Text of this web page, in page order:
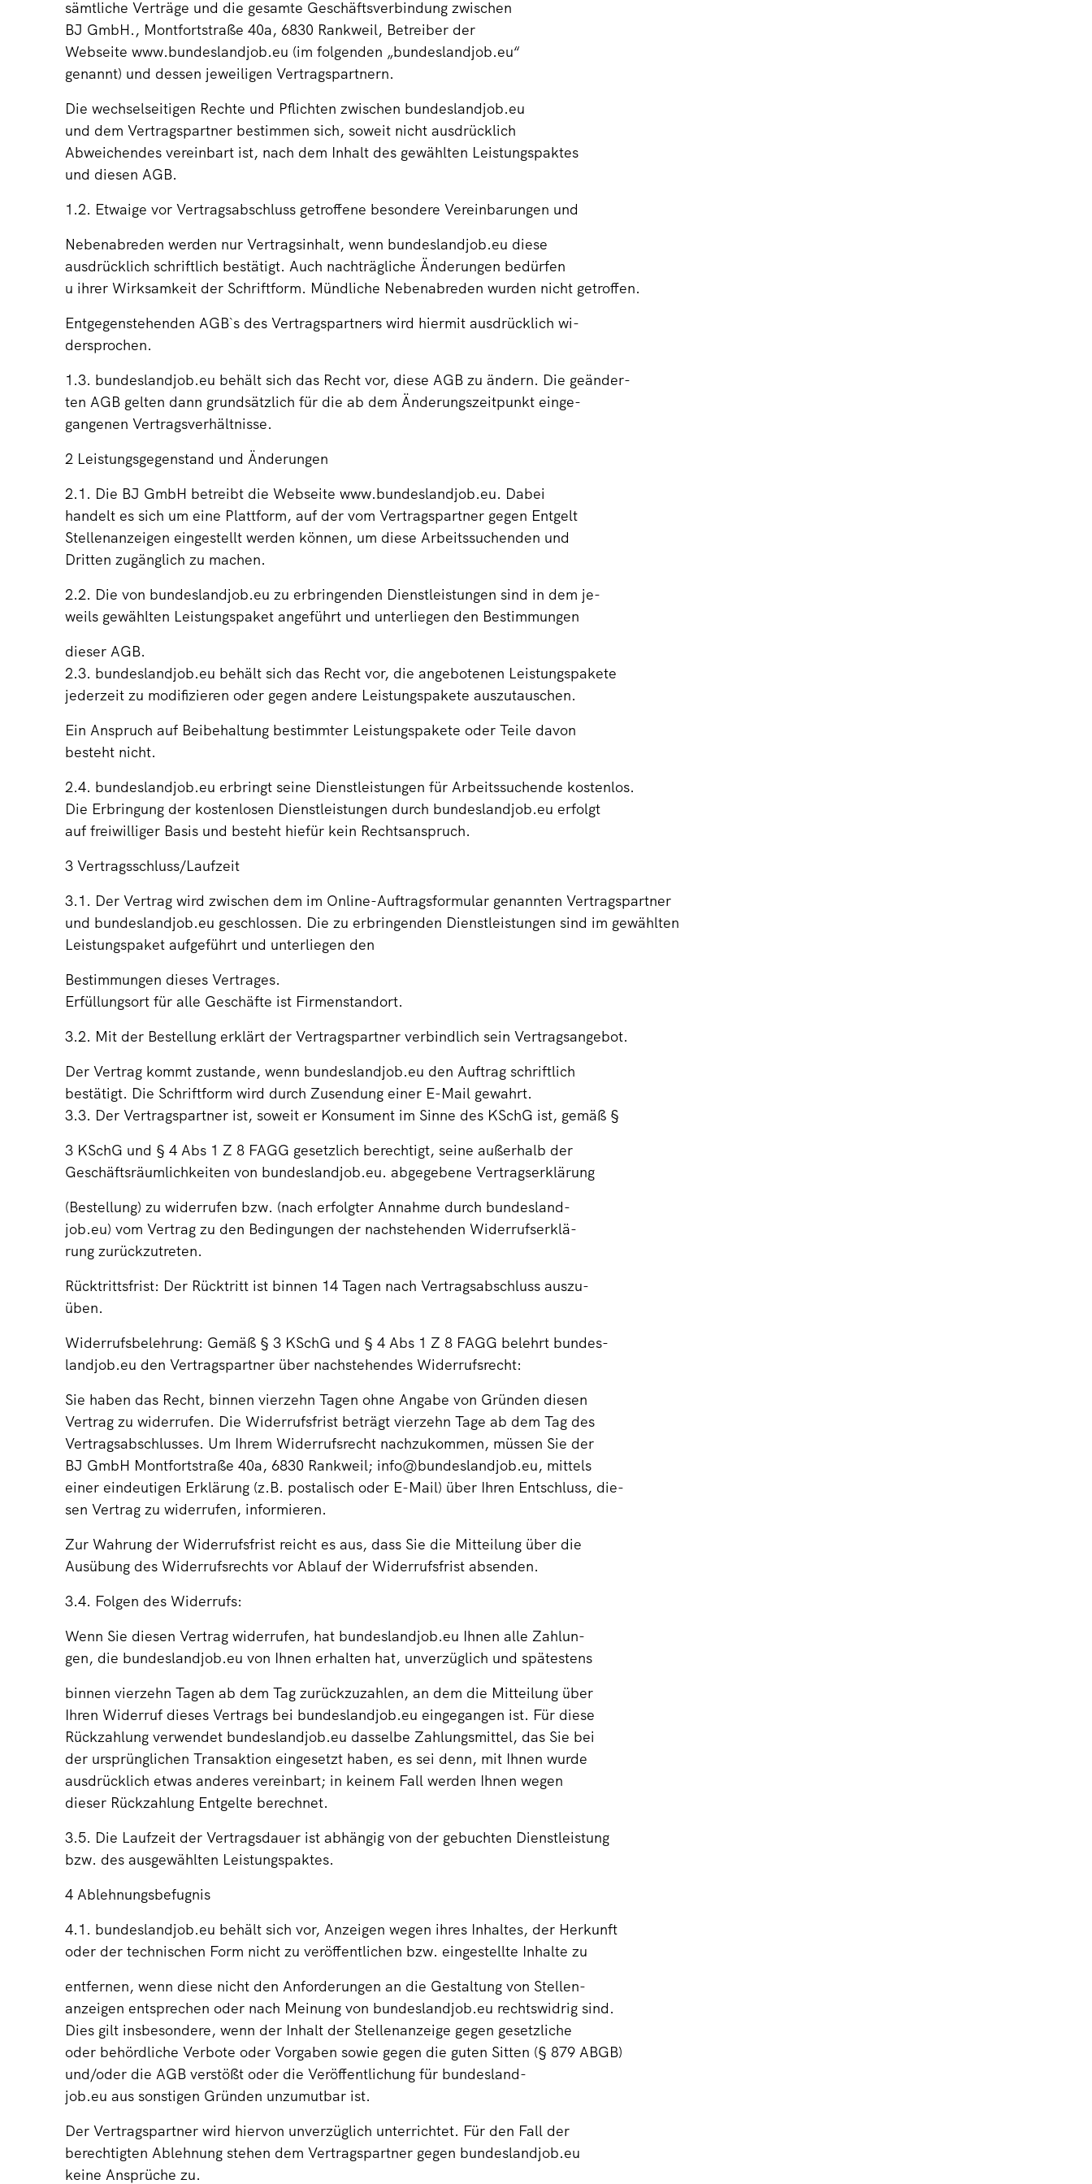
sämtliche Verträge und die gesamte Geschäftsverbindung zwischen
BJ GmbH., Montfortstraße 40a, 6830 Rankweil, Betreiber der
Webseite www.bundeslandjob.eu (im folgenden „bundeslandjob.eu“
genannt) und dessen jeweiligen Vertragspartnern.
Die wechselseitigen Rechte und Pflichten zwischen bundeslandjob.eu
und dem Vertragspartner bestimmen sich, soweit nicht ausdrücklich
Abweichendes vereinbart ist, nach dem Inhalt des gewählten Leistungspaktes
und diesen AGB.
1.2. Etwaige vor Vertragsabschluss getroffene besondere Vereinbarungen und
Nebenabreden werden nur Vertragsinhalt, wenn bundeslandjob.eu diese
ausdrücklich schriftlich bestätigt. Auch nachträgliche Änderungen bedürfen
u ihrer Wirksamkeit der Schriftform. Mündliche Nebenabreden wurden nicht getroffen.
Entgegenstehenden AGB`s des Vertragspartners wird hiermit ausdrücklich wi-
dersprochen.
1.3. bundeslandjob.eu behält sich das Recht vor, diese AGB zu ändern. Die geänder-
ten AGB gelten dann grundsätzlich für die ab dem Änderungszeitpunkt einge-
gangenen Vertragsverhältnisse.
2 Leistungsgegenstand und Änderungen
2.1. Die BJ GmbH betreibt die Webseite www.bundeslandjob.eu. Dabei
handelt es sich um eine Plattform, auf der vom Vertragspartner gegen Entgelt
Stellenanzeigen eingestellt werden können, um diese Arbeitssuchenden und
Dritten zugänglich zu machen.
2.2. Die von bundeslandjob.eu zu erbringenden Dienstleistungen sind in dem je-
weils gewählten Leistungspaket angeführt und unterliegen den Bestimmungen
dieser AGB.
2.3. bundeslandjob.eu behält sich das Recht vor, die angebotenen Leistungspakete
jederzeit zu modifizieren oder gegen andere Leistungspakete auszutauschen.
Ein Anspruch auf Beibehaltung bestimmter Leistungspakete oder Teile davon
besteht nicht.
2.4. bundeslandjob.eu erbringt seine Dienstleistungen für Arbeitssuchende kostenlos.
Die Erbringung der kostenlosen Dienstleistungen durch bundeslandjob.eu erfolgt
auf freiwilliger Basis und besteht hiefür kein Rechtsanspruch.
3 Vertragsschluss/Laufzeit
3.1. Der Vertrag wird zwischen dem im Online-Auftragsformular genannten Vertragspartner
und bundeslandjob.eu geschlossen. Die zu erbringenden Dienstleistungen sind im gewählten
Leistungspaket aufgeführt und unterliegen den
Bestimmungen dieses Vertrages.
Erfüllungsort für alle Geschäfte ist Firmenstandort.
3.2. Mit der Bestellung erklärt der Vertragspartner verbindlich sein Vertragsangebot.
Der Vertrag kommt zustande, wenn bundeslandjob.eu den Auftrag schriftlich
bestätigt. Die Schriftform wird durch Zusendung einer E-Mail gewahrt.
3.3. Der Vertragspartner ist, soweit er Konsument im Sinne des KSchG ist, gemäß §
3 KSchG und § 4 Abs 1 Z 8 FAGG gesetzlich berechtigt, seine außerhalb der
Geschäftsräumlichkeiten von bundeslandjob.eu. abgegebene Vertragserklärung
(Bestellung) zu widerrufen bzw. (nach erfolgter Annahme durch bundesland-
job.eu) vom Vertrag zu den Bedingungen der nachstehenden Widerrufserklä-
rung zurückzutreten.
Rücktrittsfrist: Der Rücktritt ist binnen 14 Tagen nach Vertragsabschluss auszu-
üben.
Widerrufsbelehrung: Gemäß § 3 KSchG und § 4 Abs 1 Z 8 FAGG belehrt bundes-
landjob.eu den Vertragspartner über nachstehendes Widerrufsrecht:
Sie haben das Recht, binnen vierzehn Tagen ohne Angabe von Gründen diesen
Vertrag zu widerrufen. Die Widerrufsfrist beträgt vierzehn Tage ab dem Tag des
Vertragsabschlusses. Um Ihrem Widerrufsrecht nachzukommen, müssen Sie der
BJ GmbH Montfortstraße 40a, 6830 Rankweil; info@bundeslandjob.eu, mittels
einer eindeutigen Erklärung (z.B. postalisch oder E-Mail) über Ihren Entschluss, die-
sen Vertrag zu widerrufen, informieren.
Zur Wahrung der Widerrufsfrist reicht es aus, dass Sie die Mitteilung über die
Ausübung des Widerrufsrechts vor Ablauf der Widerrufsfrist absenden.
3.4. Folgen des Widerrufs:
Wenn Sie diesen Vertrag widerrufen, hat bundeslandjob.eu Ihnen alle Zahlun-
gen, die bundeslandjob.eu von Ihnen erhalten hat, unverzüglich und spätestens
binnen vierzehn Tagen ab dem Tag zurückzuzahlen, an dem die Mitteilung über
Ihren Widerruf dieses Vertrags bei bundeslandjob.eu eingegangen ist. Für diese
Rückzahlung verwendet bundeslandjob.eu dasselbe Zahlungsmittel, das Sie bei
der ursprünglichen Transaktion eingesetzt haben, es sei denn, mit Ihnen wurde
ausdrücklich etwas anderes vereinbart; in keinem Fall werden Ihnen wegen
dieser Rückzahlung Entgelte berechnet.
3.5. Die Laufzeit der Vertragsdauer ist abhängig von der gebuchten Dienstleistung
bzw. des ausgewählten Leistungspaktes.
4 Ablehnungsbefugnis
4.1. bundeslandjob.eu behält sich vor, Anzeigen wegen ihres Inhaltes, der Herkunft
oder der technischen Form nicht zu veröffentlichen bzw. eingestellte Inhalte zu
entfernen, wenn diese nicht den Anforderungen an die Gestaltung von Stellen-
anzeigen entsprechen oder nach Meinung von bundeslandjob.eu rechtswidrig sind.
Dies gilt insbesondere, wenn der Inhalt der Stellenanzeige gegen gesetzliche
oder behördliche Verbote oder Vorgaben sowie gegen die guten Sitten (§ 879 ABGB)
und/oder die AGB verstößt oder die Veröffentlichung für bundesland-
job.eu aus sonstigen Gründen unzumutbar ist.
Der Vertragspartner wird hiervon unverzüglich unterrichtet. Für den Fall der
berechtigten Ablehnung stehen dem Vertragspartner gegen bundeslandjob.eu
keine Ansprüche zu.